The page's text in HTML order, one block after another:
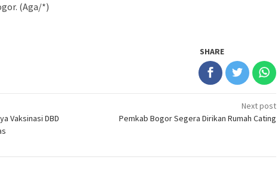
(Aga/*)
SHARE
Vaksinasi DBD
Next post
Pemkab Bogor Segera Dirikan Rumah Cating